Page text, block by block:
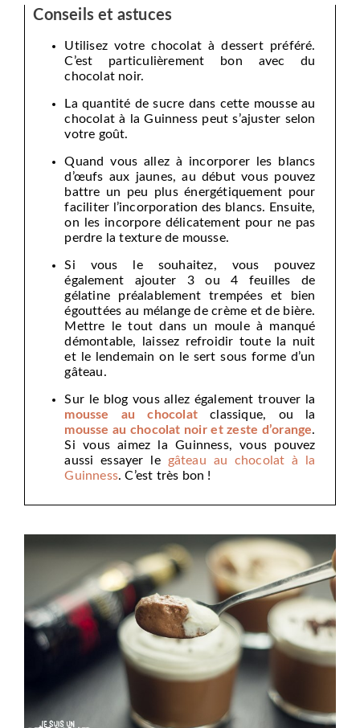
Conseils et astuces
Utilisez votre chocolat à dessert préféré.
C’est particulièrement bon avec du
chocolat noir.
La quantité de sucre dans cette mousse au
chocolat à la Guinness peut s’ajuster selon
votre goût.
Quand vous allez à incorporer les blancs
d’œufs aux jaunes, au début vous pouvez
battre un peu plus énergétiquement pour
faciliter l’incorporation des blancs. Ensuite,
on les incorpore délicatement pour ne pas
perdre la texture de mousse.
Si vous le souhaitez, vous pouvez
également ajouter 3 ou 4 feuilles de
gélatine préalablement trempées et bien
égouttées au mélange de crème et de bière.
Mettre le tout dans un moule à manqué
démontable, laissez refroidir toute la nuit
et le lendemain on le sert sous forme d’un
gâteau.
Sur le blog vous allez également trouver la
mousse au chocolat classique, ou la
mousse au chocolat noir et zeste d’orange.
Si vous aimez la Guinness, vous pouvez
aussi essayer le gâteau au chocolat à la
Guinness. C’est très bon !